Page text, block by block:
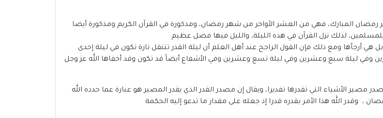
المبارك، فهي من العشر الأواخر من شهر رمضان، ومذكورة في القرآن الكريم ومذكورة أيضا
لذلك نزل القرآن في هذه الليلة، والليل فيها فضل عظيم
أرجأها ومع ذلك فإن القول الراجح عند أهل العلم أن ليلة القدر تتنقل تارة تكون في ليلة إحدى
وفي ليلة سبع وعشرين وفي ليلة تسع وعشرين وفي الأشفاع أيضاً قد تكون وقد أخفاها الله عز وجل
مصير الأشياء التي تقدرها تقديرا، ويقال إن مصدر القدر الذي يقدر المصير هو عبارة عما حدده الله
، وقدر الله هذا الأمر بقدره قدرا إذ جعله على مقدار ما تدعو إليه الحكمة